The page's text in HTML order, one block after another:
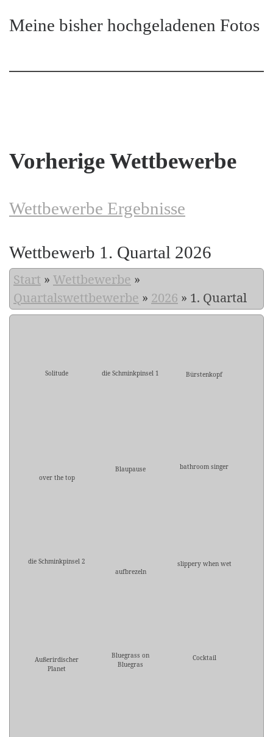
Meine bisher hochgeladenen Fotos
Vorherige Wettbewerbe
Wettbewerbe Ergebnisse
Wettbewerb 1. Quartal 2026
Start » Wettbewerbe »
Quartalswettbewerbe » 2026 » 1. Quartal
Solitude die Schminkpinsel 1 Bürstenkopf
over the top
Blaupause bathroom singer
die Schminkpinsel 2
aufbrezeln
slippery when wet
Außerirdischer
Planet
Bluegrass on
Bluegras
Cocktail